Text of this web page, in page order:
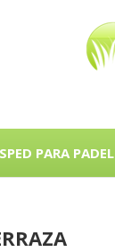
PARA PADEL